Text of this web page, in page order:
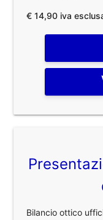
€ 14,90 iva
Bilancio ottico